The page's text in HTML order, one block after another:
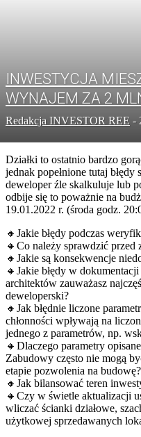
INWESTYCJA
WYNAJEM ZA 2
Redakcja INVESTOR REE -
Działki to ostatnio bardzo
jednak popełnione tutaj
deweloper źle skalkuluje lub
odbije się to poważnie na
19.01.2022 r. (środa godz.
🔸Jakie błędy podczas
🔸Co należy sprawdzić przed
🔸Jakie są konsekwencje
🔸Jakie błędy w
architektów zauważasz
deweloperski?
🔸Jak błędnie liczone
chłonności wpływają na
jednego z parametrów, np.
🔸Dlaczego parametry
Zabudowy często nie mogą
etapie pozwolenia na budowę?
🔸Jak bilansować teren
🔸Czy w świetle aktualizacji
wliczać ścianki działowe,
użytkowej sprzedawanych